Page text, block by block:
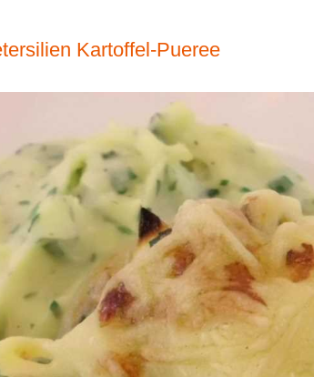
Kartoffel-Pueree